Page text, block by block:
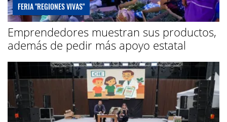
FERIA "REGIONES VIVAS"
Emprendedores muestran sus productos,
además de pedir más apoyo estatal